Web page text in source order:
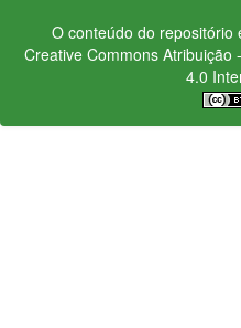
O conteúdo do repositório
Creative CommonsAtribuição
4.0